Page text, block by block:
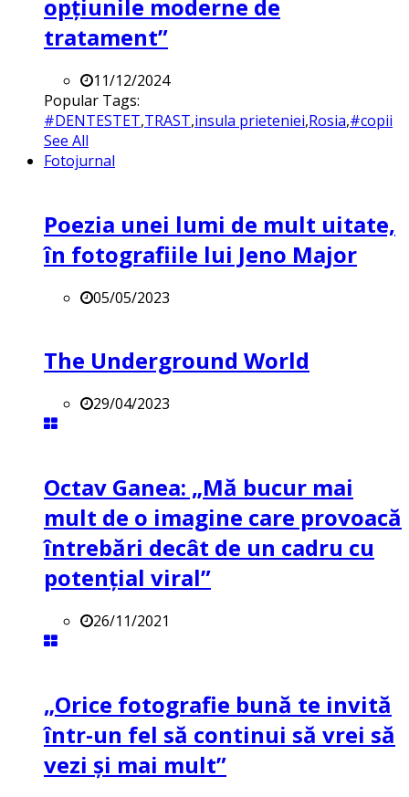
opțiunile moderne de
tratament”
11/12/2024
Popular Tags:
#DENTESTET,TRAST,insula prieteniei,Rosia,#copii
See All
Fotojurnal
Poezia unei lumi de mult uitate,
în fotografiile lui Jeno Major
05/05/2023
The Underground World
29/04/2023
Octav Ganea: „Mă bucur mai
mult de o imagine care provoacă
întrebări decât de un cadru cu
potenţial viral”
26/11/2021
„Orice fotografie bună te invită
într-un fel să continui să vrei să
vezi și mai mult”